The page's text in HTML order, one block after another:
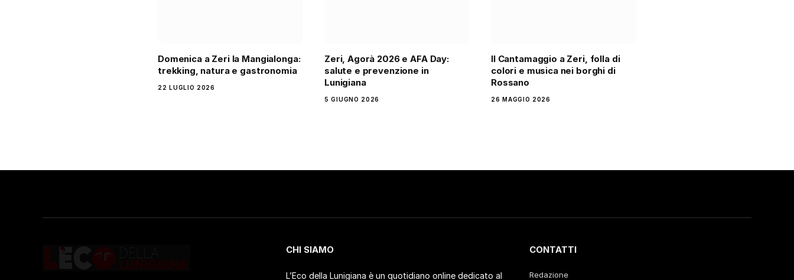
Domenica a Zeri la Mangialonga:
trekking, natura e gastronomia
22 LUGLIO 2026
Zeri, Agorà 2026 e AFA Day:
salute e prevenzione in
Lunigiana
5 GIUGNO 2026
Il Cantamaggio a Zeri, folla di
colori e musica nei borghi di
Rossano
26 MAGGIO 2026
CHI SIAMO
L’Eco della Lunigiana è un quotidiano online dedicato al
CONTATTI
Redazione